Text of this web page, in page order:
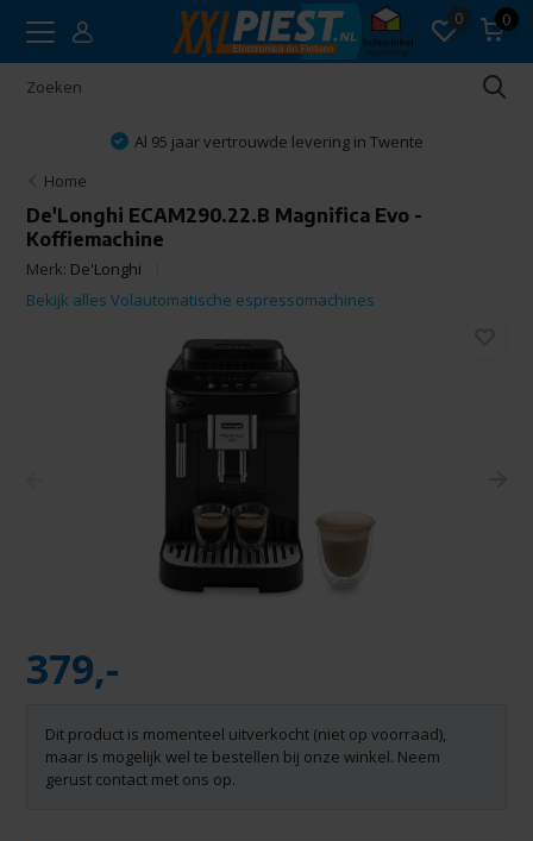
0 0
Al 95 jaar vertrouwde levering in Twente
Home
De'Longhi ECAM290.22.B Magnifica Evo -
Koffiemachine
Merk: De'Longhi
Bekijk alles Volautomatische espressomachines
379,-
Dit product is momenteel uitverkocht (niet op voorraad),
maar is mogelijk wel te bestellen bij onze winkel. Neem
gerust contact met ons op.